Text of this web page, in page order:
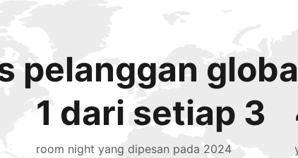
pelanggan
1 dari setiap 3
room night yang dipesan pada 2024